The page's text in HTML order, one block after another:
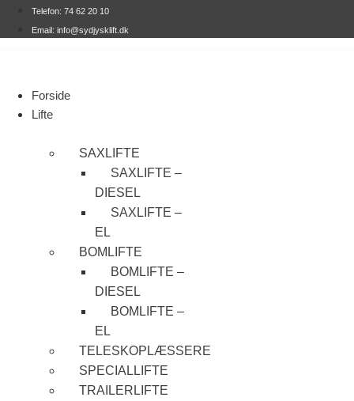
VidereTelefon: 74 62 20 10
Email: info@sydjysklift.dk
Forside
Lifte
SAXLIFTE
SAXLIFTE –
DIESEL
SAXLIFTE –
EL
BOMLIFTE
BOMLIFTE –
DIESEL
BOMLIFTE –
EL
TELESKOPLÆSSERE
SPECIALLIFTE
TRAILERLIFTE